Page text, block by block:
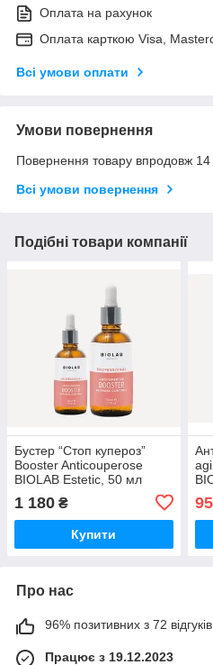
Оплата на рахунок
Оплата карткою Visa,
Всі умови оплати
Умови повернення
Повернення товару впродовж 14
Всі умови повернення
Подібні товари компанії
Бустер “Стоп купероз”
Booster Anticouperose
BIOLAB Estetic, 50 мл
1 180 ₴
Купити
Про нас
96% позитивних з 72 відгуків
Працює з 19.12.2023